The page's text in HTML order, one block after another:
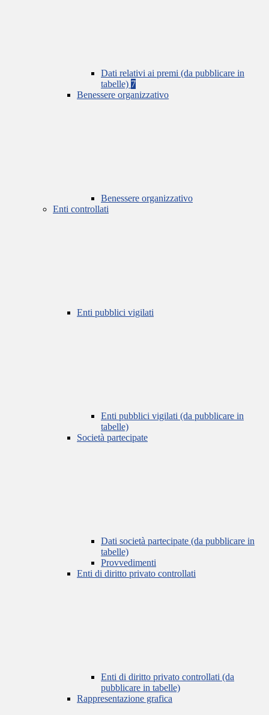
Dati relativi ai premi (da pubblicare in
tabelle) 7
Benessere organizzativo
Benessere organizzativo
Enti controllati
Enti pubblici vigilati
Enti pubblici vigilati (da pubblicare in
tabelle)
Società partecipate
Dati società partecipate (da pubblicare in
tabelle)
Provvedimenti
Enti di diritto privato controllati
Enti di diritto privato controllati (da
pubblicare in tabelle)
Rappresentazione grafica